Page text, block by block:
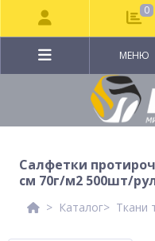
МЕНЮ
Салфетки
см 70г/м2 500шт/
Каталог Ткани
0